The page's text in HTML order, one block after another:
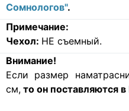
Сомнологов".
Примечание:
Чехол: НЕ съемный.
Внимание!
Если размер
см,то он поставляются